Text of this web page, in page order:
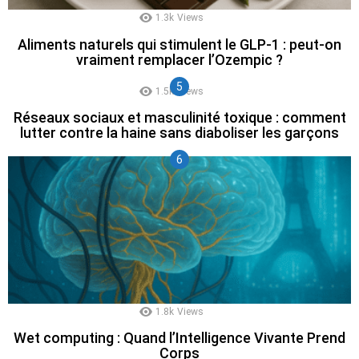
1.3k Views
Aliments naturels qui stimulent le GLP-1 : peut-on
vraiment remplacer l’Ozempic ?
1.5k Views
Réseaux sociaux et masculinité toxique : comment
lutter contre la haine sans diaboliser les garçons
1.8k Views
Wet computing : Quand l’Intelligence Vivante Prend
Corps